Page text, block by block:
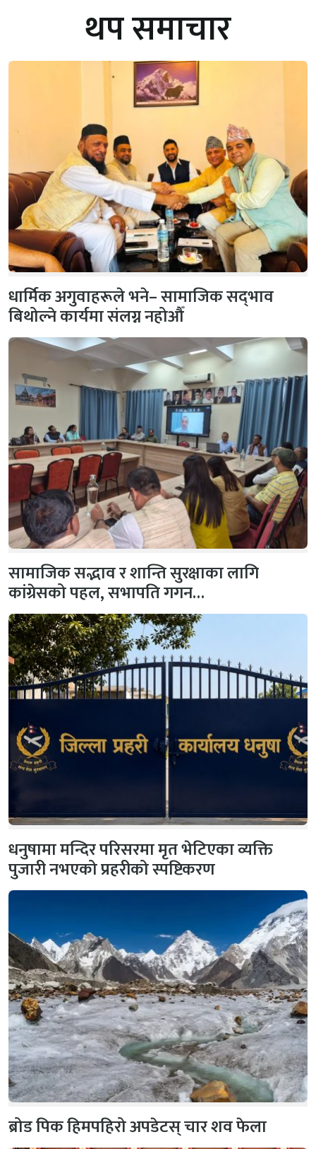
थप समाचार
धार्मिक अगुवाहरूले भने– सामाजिक सद्‌भाव
बिथोल्ने कार्यमा संलग्न नहोऔँ
सामाजिक सद्भाव र शान्ति सुरक्षाका लागि
कांग्रेसको पहल, सभापति गगन…
धनुषामा मन्दिर परिसरमा मृत भेटिएका व्यक्ति
पुजारी नभएको प्रहरीको स्पष्टिकरण
ब्रोड पिक हिमपहिरो अपडेटस् चार शव फेला